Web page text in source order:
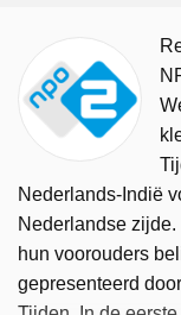
Nederlands-Indië
Nederlandse
hun voorouders
gepresenteerd